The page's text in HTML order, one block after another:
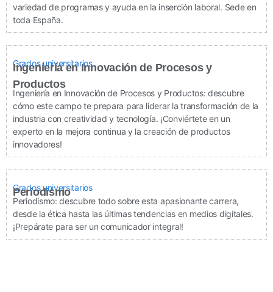
variedad de programas y ayuda en la inserción laboral. Sede en
toda España.
Grados universitarios
Ingeniería en Innovación de Procesos y
Productos
Ingeniería en Innovación de Procesos y Productos: descubre
cómo este campo te prepara para liderar la transformación de la
industria con creatividad y tecnología. ¡Conviértete en un
experto en la mejora continua y la creación de productos
innovadores!
Grados universitarios
Periodismo
Periodismo: descubre todo sobre esta apasionante carrera,
desde la ética hasta las últimas tendencias en medios digitales.
¡Prepárate para ser un comunicador integral!